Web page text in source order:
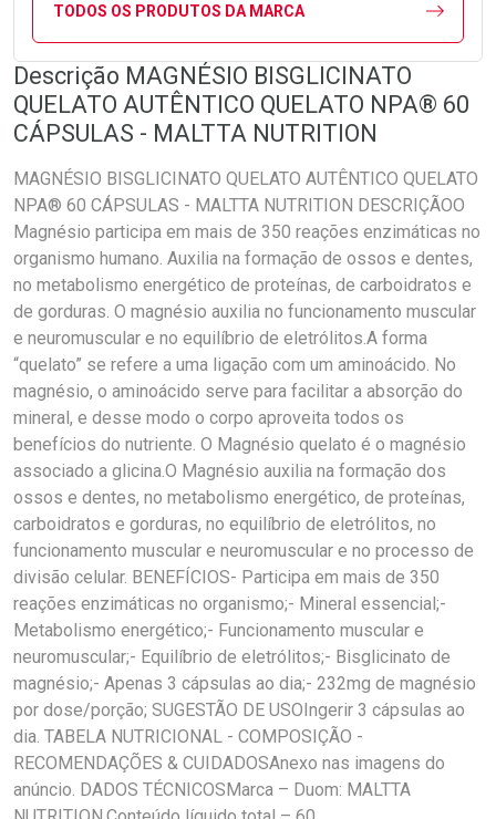
TODOS OS PRODUTOS DA MARCA
Descrição MAGNÉSIO BISGLICINATO
QUELATO AUTÊNTICO QUELATO NPA® 60
CÁPSULAS - MALTTA NUTRITION
MAGNÉSIO BISGLICINATO QUELATO AUTÊNTICO QUELATO
NPA® 60 CÁPSULAS - MALTTA NUTRITION DESCRIÇÃOO
Magnésio participa em mais de 350 reações enzimáticas no
organismo humano. Auxilia na formação de ossos e dentes,
no metabolismo energético de proteínas, de carboidratos e
de gorduras. O magnésio auxilia no funcionamento muscular
e neuromuscular e no equilíbrio de eletrólitos.A forma
“quelato” se refere a uma ligação com um aminoácido. No
magnésio, o aminoácido serve para facilitar a absorção do
mineral, e desse modo o corpo aproveita todos os
benefícios do nutriente. O Magnésio quelato é o magnésio
associado a glicina.O Magnésio auxilia na formação dos
ossos e dentes, no metabolismo energético, de proteínas,
carboidratos e gorduras, no equilíbrio de eletrólitos, no
funcionamento muscular e neuromuscular e no processo de
divisão celular. BENEFÍCIOS- Participa em mais de 350
reações enzimáticas no organismo;- Mineral essencial;-
Metabolismo energético;- Funcionamento muscular e
neuromuscular;- Equilíbrio de eletrólitos;- Bisglicinato de
magnésio;- Apenas 3 cápsulas ao dia;- 232mg de magnésio
por dose/porção; SUGESTÃO DE USOIngerir 3 cápsulas ao
dia. TABELA NUTRICIONAL - COMPOSIÇÃO -
RECOMENDAÇÕES & CUIDADOSAnexo nas imagens do
anúncio. DADOS TÉCNICOSMarca – Duom: MALTTA